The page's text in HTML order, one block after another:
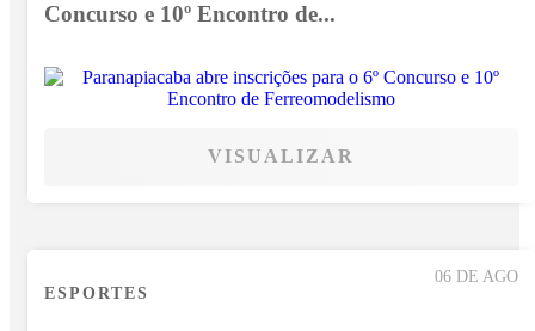
Concurso e 10º Encontro de...
VISUALIZAR
06 DE AGO
ESPORTES